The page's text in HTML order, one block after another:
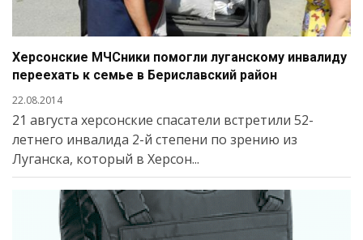
Херсонские МЧСники помогли луганскому инвалиду
переехать к семье в Бериславский район
22.08.2014
21 августа херсонские спасатели встретили 52-
летнего инвалида 2-й степени по зрению из
Луганска, который в Херсон...